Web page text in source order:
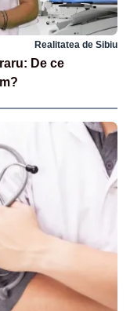
Realitatea de Sibiu
De ce